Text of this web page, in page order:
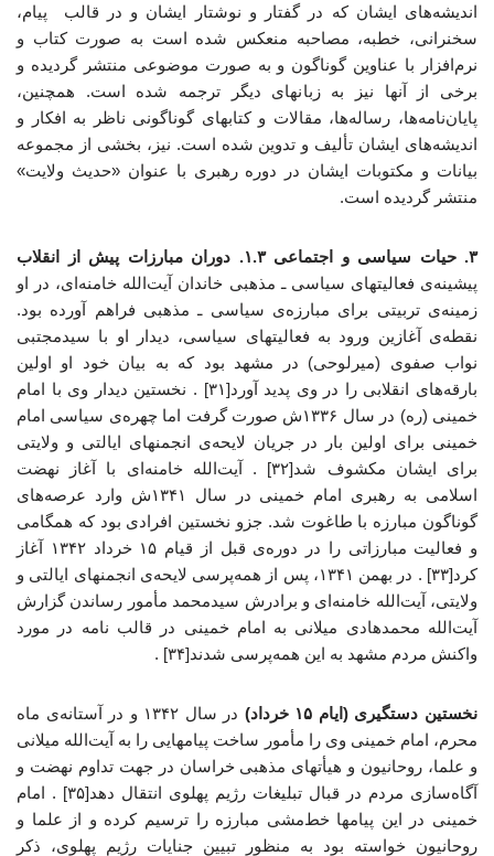
اندیشه‌های ایشان که در گفتار و نوشتار ایشان و در قالب پیام،
سخنرانی، خطبه، مصاحبه منعکس شده است به صورت کتاب و
نرم‌افزار با عناوین گوناگون و به صورت موضوعی منتشر گردیده و
برخی از آنها نیز به زبانهای دیگر ترجمه شده است. همچنین،
پایان‌نامه‌ها، رساله‌ها، مقالات و کتابهای گوناگونی ناظر به افکار و
اندیشه‌های ایشان تألیف و تدوین شده است. نیز، بخشی از مجموعه
بیانات و مکتوبات ایشان در دوره رهبری با عنوان «حدیث ولایت»
منتشر گردیده است.
۳. حیات سیاسی و اجتماعی
۱.۳. دوران مبارزات پیش از انقلاب
پیشینه‌ی فعالیتهای سیاسی ـ مذهبی خاندان آیت‌الله خامنه‌ای، در او
زمینه‌ی تربیتی برای مبارزه‌ی سیاسی ـ مذهبی فراهم آورده بود.
نقطه‌ی آغازین ورود به فعالیتهای سیاسی، دیدار او با سیدمجتبی
نواب صفوی (میرلوحی) در مشهد بود که به بیان خود او اولین
بارقه‌های انقلابی را در وی پدید آورد[۳۱] . نخستین دیدار وی با امام
خمینی (ره) در سال ۱۳۳۶ش صورت گرفت اما چهره‌ی سیاسی امام
خمینی برای اولین بار در جریان لایحه‌ی انجمنهای ایالتی و ولایتی
برای ایشان مکشوف شد[۳۲] . آیت‌الله خامنه‌ای با آغاز نهضت
اسلامی به رهبری امام خمینی در سال ۱۳۴۱ش وارد عرصه‌های
گوناگون مبارزه با طاغوت شد. جزو نخستین افرادی بود که همگامی
و فعالیت مبارزاتی را در دوره‌ی قبل از قیام ۱۵ خرداد ۱۳۴۲ آغاز
کرد[۳۳] . در بهمن ۱۳۴۱، پس از همه‌پرسی لایحه‌ی انجمنهای ایالتی و
ولایتی، آیت‌الله خامنه‌ای و برادرش سیدمحمد مأمور رساندن گزارش
آیت‌الله محمدهادی میلانی به امام خمینی در قالب نامه در مورد
واکنش مردم مشهد به این همه‌پرسی شدند[۳۴] .
نخستین دستگیری (ایام ۱۵ خرداد)
در سال ۱۳۴۲ و در آستانه‌ی ماه
محرم، امام خمینی وی را مأمور ساخت پیامهایی را به آیت‌الله میلانی
و علما، روحانیون و هیأتهای مذهبی خراسان در جهت تداوم نهضت و
آگاه‌سازی مردم در قبال تبلیغات رژیم پهلوی انتقال دهد[۳۵] . امام
خمینی در این پیامها خط‌مشی مبارزه را ترسیم کرده و از علما و
روحانیون خواسته بود به منظور تبیین جنایات رژیم پهلوی، ذکر